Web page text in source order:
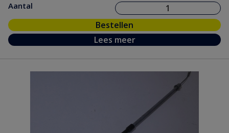
Aantal
Bestellen
Lees meer